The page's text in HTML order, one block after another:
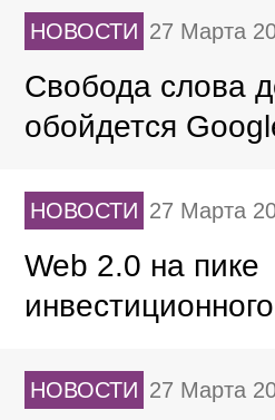
НОВОСТИ 27 Марта
Свобода слова
обойдется
НОВОСТИ 27 Марта
Web 2.0 на пике
НОВОСТИ 27 Марта